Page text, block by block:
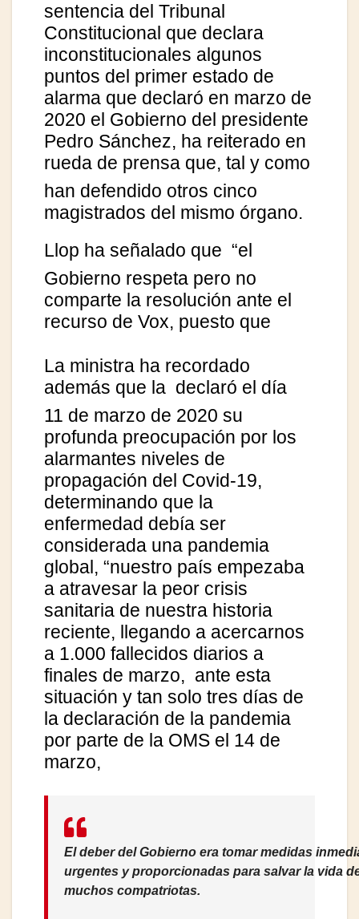
sentencia del Tribunal
Constitucional que declara
inconstitucionales algunos
puntos del primer estado de
alarma que declaró en marzo de
2020 el Gobierno del presidente
Pedro Sánchez, ha reiterado en
rueda de prensa que, tal y como
han defendido otros cinco
magistrados del mismo órgano.
Llop ha señalado que “el
Gobierno respeta pero no
comparte la resolución ante el
recurso de Vox, puesto que
La ministra ha recordado
además que la declaró el día
11 de marzo de 2020 su
profunda preocupación por los
alarmantes niveles de
propagación del Covid-19,
determinando que la
enfermedad debía ser
considerada una pandemia
global, “nuestro país empezaba
a atravesar la peor crisis
sanitaria de nuestra historia
reciente, llegando a acercarnos
a 1.000 fallecidos diarios a
finales de marzo, ante esta
situación y tan solo tres días de
la declaración de la pandemia
por parte de la OMS el 14 de
marzo,
El deber del Gobierno era tomar medidas
urgentes y proporcionadas para salvar la vida
muchos compatriotas.